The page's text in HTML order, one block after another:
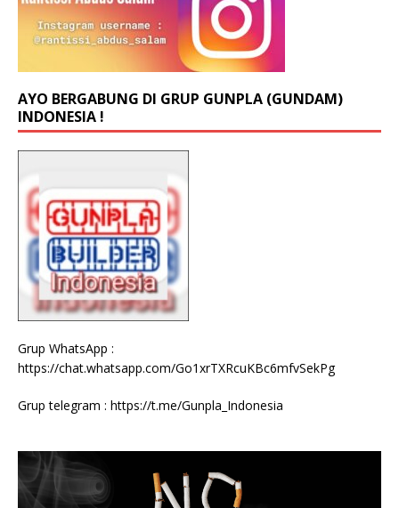
AYO BERGABUNG DI GRUP GUNPLA (GUNDAM)
INDONESIA !
Grup WhatsApp :
https://chat.whatsapp.com/Go1xrTXRcuKBc6mfvSekPg
Grup telegram : https://t.me/Gunpla_Indonesia